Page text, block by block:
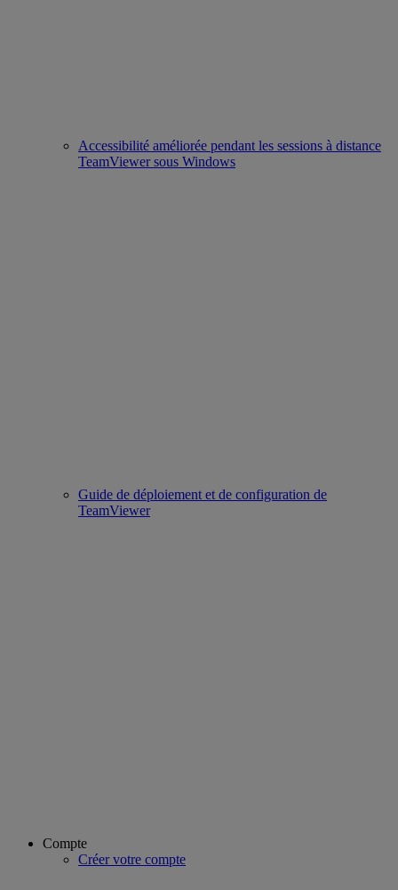
Accessibilité améliorée pendant les sessions à distance
TeamViewer sous Windows
Guide de déploiement et de configuration de
TeamViewer
Compte
Créer votre compte